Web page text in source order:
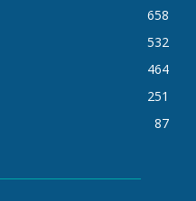
658
532
464
251
87